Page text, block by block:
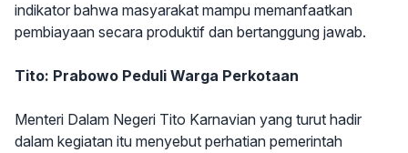
indikator bahwa masyarakat mampu memanfaatkan
pembiayaan secara produktif dan bertanggung jawab.
Tito: Prabowo Peduli Warga Perkotaan
Menteri Dalam Negeri Tito Karnavian yang turut hadir
dalam kegiatan itu menyebut perhatian pemerintah